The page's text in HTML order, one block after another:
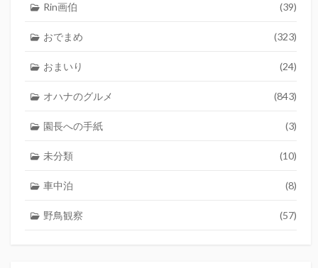
Rin画伯 (39)
おでまめ (323)
おまいり (24)
オハナのグルメ (843)
園長への手紙 (3)
未分類 (10)
車中泊 (8)
野鳥観察 (57)